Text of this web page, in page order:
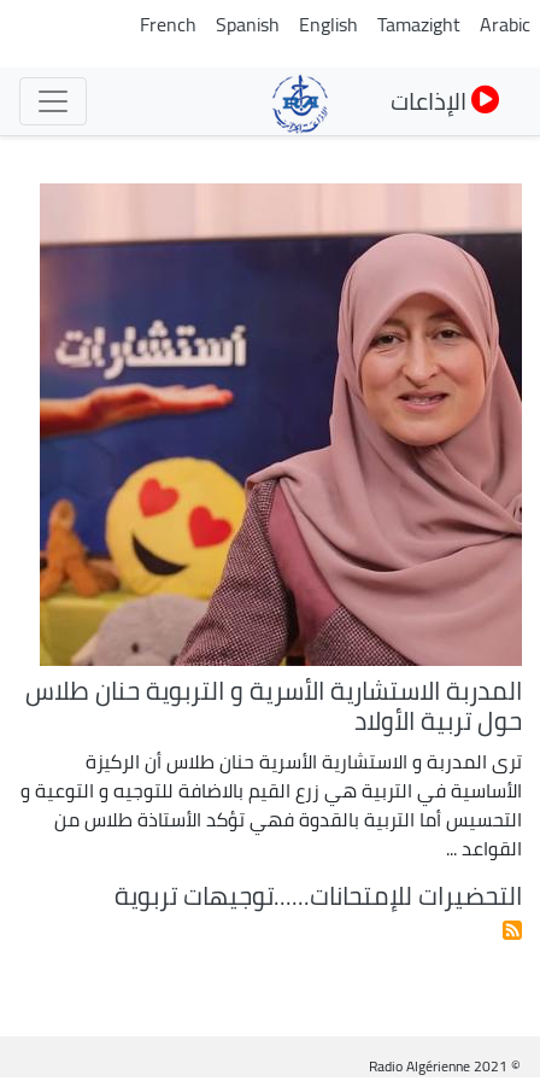
تجاوز
Arabic
Tamazight
English
Spanish
French
الإذاعات
المدربة الاستشارية الأسرية و التربوية حنان طلاس
حول تربية الأولاد
ترى المدربة و الاستشارية الأسرية حنان طلاس أن الركيزة
الأساسية في التربية هي زرع القيم بالاضافة للتوجيه و التوعية و
التحسيس أما التربية بالقدوة فهي تؤكد الأستاذة طلاس من
القواعد ...
التحضيرات للإمتحانات......توجيهات تربوية
© Radio Algérienne 2021